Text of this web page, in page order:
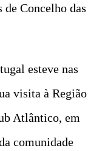
Concelho das
esteve nas
visita à Região
Atlântico, em
comunidade